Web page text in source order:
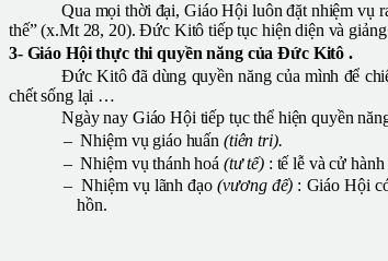
Qua mọi thời đại, Giáo Hội luôn đặt nhiệm vụ
thế” (x.Mt 28, 20). Đức Kitô tiếp tục hiện diện và
3- Giáo Hội thực thi quyền năng của Đức Kitô .
Đức Kitô đã dùng quyền năng của mình để
chết sống lại …
Ngày nay Giáo Hội tiếp tục thể hiện quyền
–Nhiệm vụ giáo huấn (tiên tri).
–Nhiệm vụ thánh hoá (tư tế) : tế lễ và cử
–Nhiệm vụ lãnh đạo(vương đế) : Giáo Hội
hồn.